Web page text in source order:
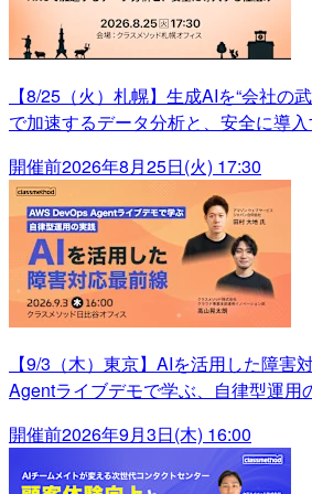
【8/25（火）札幌】生成AIを“会社の
で加速するデータ分析と、安全に導
開催前2026年8月25日(火) 17:30
【9/3（木）東京】AIを活用した障害
Agentライブデモで学ぶ、自律型運用
開催前2026年9月3日(木) 16:00